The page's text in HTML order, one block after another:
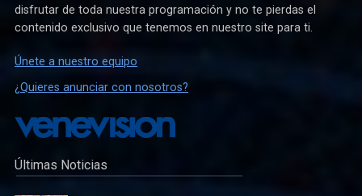
disfrutar de toda nuestra programación y no te pierdas el
contenido exclusivo que tenemos en nuestro site para ti.
Únete a nuestro equipo
¿Quieres anunciar con nosotros?
Últimas Noticias